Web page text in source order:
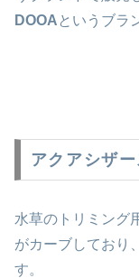
DOOA というブラ
アクアシザー
水草のトリミング
がカーブしており
す。